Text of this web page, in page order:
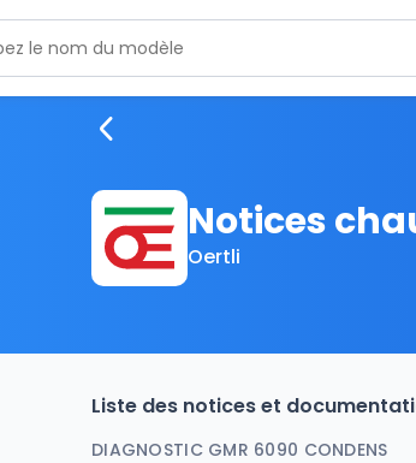
Notices
Oertli
Liste des notices et
DIAGNOSTIC GMR 6090 CONDENS